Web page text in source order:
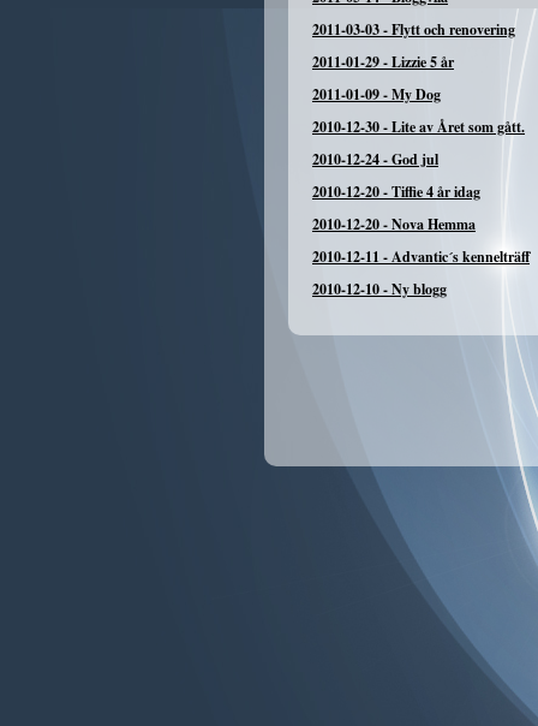
2011-03-03-Flytt och renovering
2011-01-29-Lizzie 5 år
2011-01-09-My Dog
2010-12-30-Lite av Året som gått.
2010-12-24-God jul
2010-12-20-Tiffie 4 år idag
2010-12-20-Nova Hemma
2010-12-11 -Advantic´s kennelträff
2010-12-10-Ny blogg